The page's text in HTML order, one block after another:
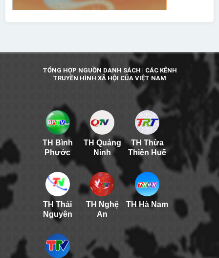
TỔNG HỢP NGUỒN DANH SÁCH | CÁC KÊNH
TRUYỀN HÌNH XÃ HỘI CỦA VIỆT NAM
TH Bình
Phước
TH Quảng
Ninh
TH Thừa
Thiên Huế
TH Thái
Nguyên
TH Nghệ
An
TH Hà Nam